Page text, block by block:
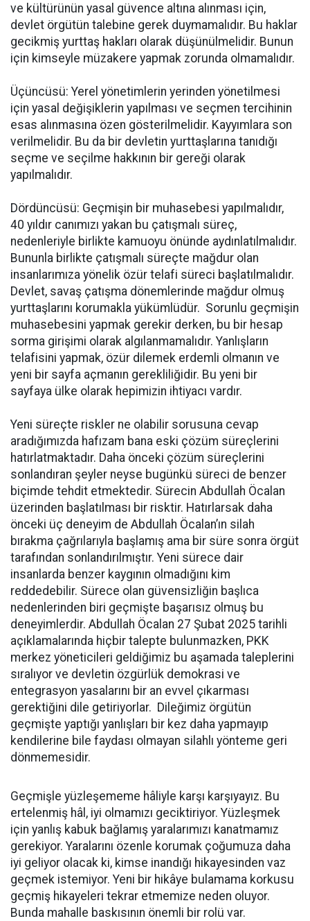
ve kültürünün yasal güvence altına alınması için,
devlet örgütün talebine gerek duymamalıdır. Bu haklar
gecikmiş yurttaş hakları olarak düşünülmelidir. Bunun
için kimseyle müzakere yapmak zorunda olmamalıdır.
Üçüncüsü: Yerel yönetimlerin yerinden yönetilmesi
için yasal değişiklerin yapılması ve seçmen tercihinin
esas alınmasına özen gösterilmelidir. Kayyımlara son
verilmelidir. Bu da bir devletin yurttaşlarına tanıdığı
seçme ve seçilme hakkının bir gereği olarak
yapılmalıdır.
Dördüncüsü: Geçmişin bir muhasebesi yapılmalıdır,
40 yıldır canımızı yakan bu çatışmalı süreç,
nedenleriyle birlikte kamuoyu önünde aydınlatılmalıdır.
Bununla birlikte çatışmalı süreçte mağdur olan
insanlarımıza yönelik özür telafi süreci başlatılmalıdır.
Devlet, savaş çatışma dönemlerinde mağdur olmuş
yurttaşlarını korumakla yükümlüdür. Sorunlu geçmişin
muhasebesini yapmak gerekir derken, bu bir hesap
sorma girişimi olarak algılanmamalıdır. Yanlışların
telafisini yapmak, özür dilemek erdemli olmanın ve
yeni bir sayfa açmanın gerekliliğidir. Bu yeni bir
sayfaya ülke olarak hepimizin ihtiyacı vardır.
Yeni süreçte riskler ne olabilir sorusuna cevap
aradığımızda hafızam bana eski çözüm süreçlerini
hatırlatmaktadır. Daha önceki çözüm süreçlerini
sonlandıran şeyler neyse bugünkü süreci de benzer
biçimde tehdit etmektedir. Sürecin Abdullah Öcalan
üzerinden başlatılması bir risktir. Hatırlarsak daha
önceki üç deneyim de Abdullah Öcalan’ın silah
bırakma çağrılarıyla başlamış ama bir süre sonra örgüt
tarafından sonlandırılmıştır. Yeni sürece dair
insanlarda benzer kaygının olmadığını kim
reddedebilir. Sürece olan güvensizliğin başlıca
nedenlerinden biri geçmişte başarısız olmuş bu
deneyimlerdir. Abdullah Öcalan 27 Şubat 2025 tarihli
açıklamalarında hiçbir talepte bulunmazken, PKK
merkez yöneticileri geldiğimiz bu aşamada taleplerini
sıralıyor ve devletin özgürlük demokrasi ve
entegrasyon yasalarını bir an evvel çıkarması
gerektiğini dile getiriyorlar. Dileğimiz örgütün
geçmişte yaptığı yanlışları bir kez daha yapmayıp
kendilerine bile faydası olmayan silahlı yönteme geri
dönmemesidir.
Geçmişle yüzleşememe hâliyle karşı karşıyayız. Bu
ertelenmiş hâl, iyi olmamızı geciktiriyor. Yüzleşmek
için yanlış kabuk bağlamış yaralarımızı kanatmamız
gerekiyor. Yaralarını özenle korumak çoğumuza daha
iyi geliyor olacak ki, kimse inandığı hikayesinden vaz
geçmek istemiyor. Yeni bir hikâye bulamama korkusu
geçmiş hikayeleri tekrar etmemize neden oluyor.
Bunda mahalle baskısının önemli bir rolü var.